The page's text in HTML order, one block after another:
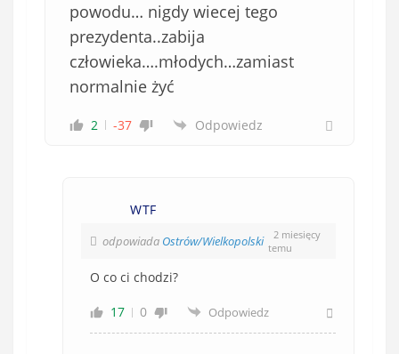
powodu… nigdy wiecej tego
prezydenta..zabija
człowieka….młodych…zamiast
normalnie żyć
2 -37 Odpowiedz
WTF
odpowiada Ostrów/Wielkopolski
2 miesięcy
temu
O co ci chodzi?
17 0 Odpowiedz